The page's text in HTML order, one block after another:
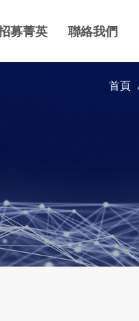
募菁英 聯絡我們
首頁